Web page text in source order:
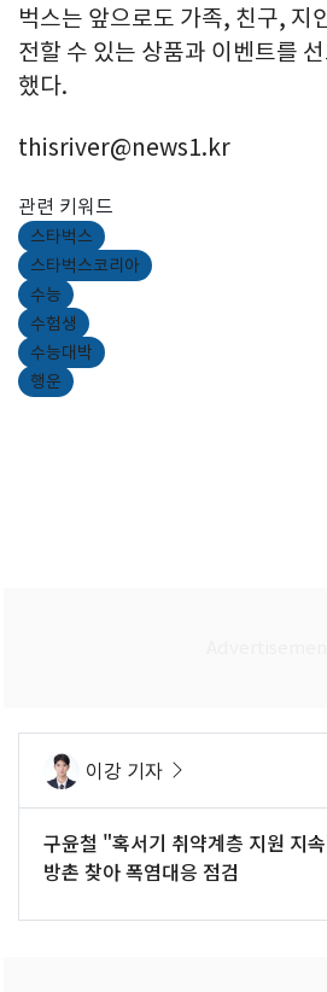
벅스는 앞으로도 가족, 친구, 지
전할 수 있는 상품과 이벤트를
했다.
thisriver@news1.kr
관련 키워드
스타벅스
스타벅스코리아
수능
수험생
수능대박
행운
이강 기자
구윤철 "혹서기 취약계층 지원 지
방촌 찾아 폭염대응 점검